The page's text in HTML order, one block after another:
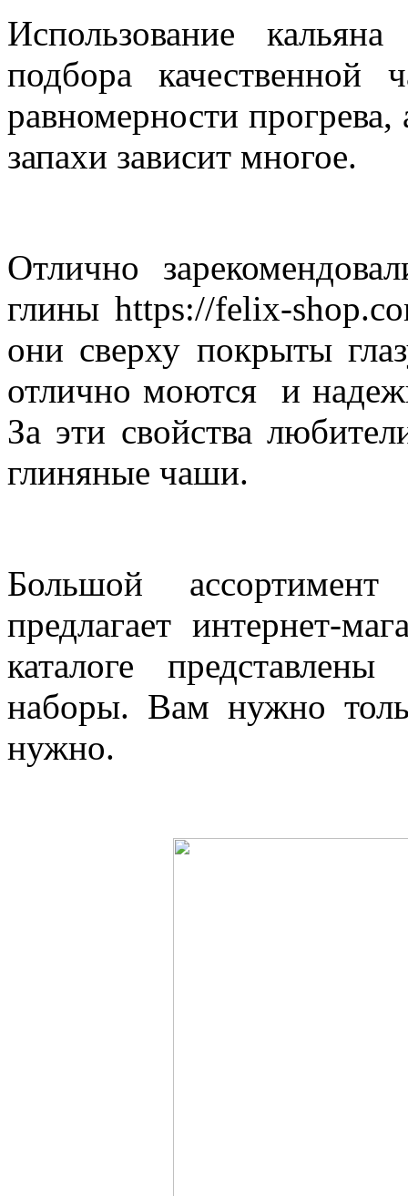
Использование
подбора
равномерности
запахи зависит многое.
Отлично
глины https://felix-
они сверху покрыты
отлично моются и
За эти свойства
глиняные чаши.
Большой
предлагает интернет-
каталоге
наборы. Вам нужно
нужно.